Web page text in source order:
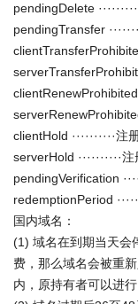
pendingDelete
pendingTransfer
clientRenewProhibited
clientHold ··········
serverHold ··········
pendingVerification
redemptionPeriod
国内域名：
(1) 域名在到期当天会
费，那么域名会被重
内，原持有者可以进行